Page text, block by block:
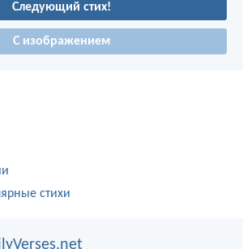
Следующий стих!
С изображением
стихи